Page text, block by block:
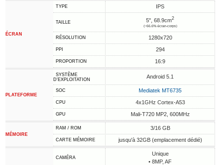
ÉCRAN
TYPE IPS
TAILLE 5", 68.9cm2
(~66.6% écran-corps)
RÉSOLUTION 1280x720
PPI 294
PROPORTION 16:9
PLATEFORME
SYSTÈME
D'EXPLOITATION
Android 5.1
SOC Mediatek MT6735
CPU 4x1GHz Cortex-A53
GPU Mali-T720 MP2, 600MHz
MÉMOIRE
RAM / ROM 3/16 GB
CARTE MÉMOIRE jusqu'à 32GB (emplacement dédié)
CAMÉRA
Unique
• 8MP, AF